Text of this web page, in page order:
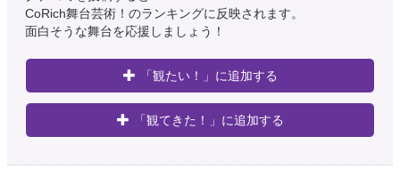
CoRich舞台芸術！のランキングに反映されます。
面白そうな舞台を応援しましょう！
「観たい！」に追加する
「観てきた！」に追加する